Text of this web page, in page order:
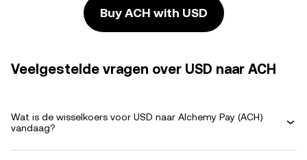
Buy ACH with USD
Veelgestelde vragen over USD naar ACH
Wat is de wisselkoers voor USD naar Alchemy Pay (ACH)
vandaag?